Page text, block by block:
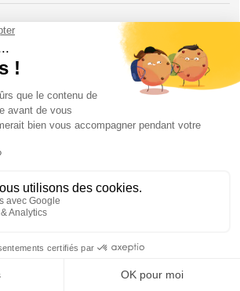
au lancer de hache pour votre
spécialisé
par ligne
sur place
rajouter un dîner après l'activité
vers le port de Lisbonne
À LISBONNE : PRÉSENTATION